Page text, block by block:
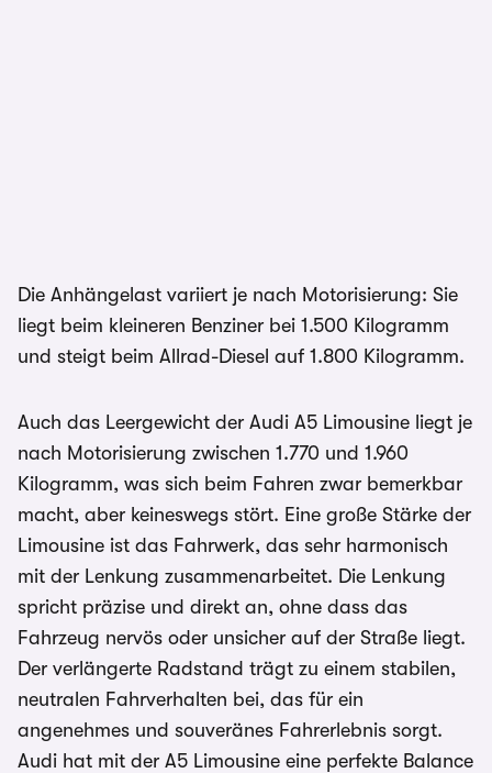
Die Anhängelast variiert je nach Motorisierung: Sie
liegt beim kleineren Benziner bei 1.500 Kilogramm
und steigt beim Allrad-Diesel auf 1.800 Kilogramm.
Auch das Leergewicht der Audi A5 Limousine liegt je
nach Motorisierung zwischen 1.770 und 1.960
Kilogramm, was sich beim Fahren zwar bemerkbar
macht, aber keineswegs stört. Eine große Stärke der
Limousine ist das Fahrwerk, das sehr harmonisch
mit der Lenkung zusammenarbeitet. Die Lenkung
spricht präzise und direkt an, ohne dass das
Fahrzeug nervös oder unsicher auf der Straße liegt.
Der verlängerte Radstand trägt zu einem stabilen,
neutralen Fahrverhalten bei, das für ein
angenehmes und souveränes Fahrerlebnis sorgt.
Audi hat mit der A5 Limousine eine perfekte Balance